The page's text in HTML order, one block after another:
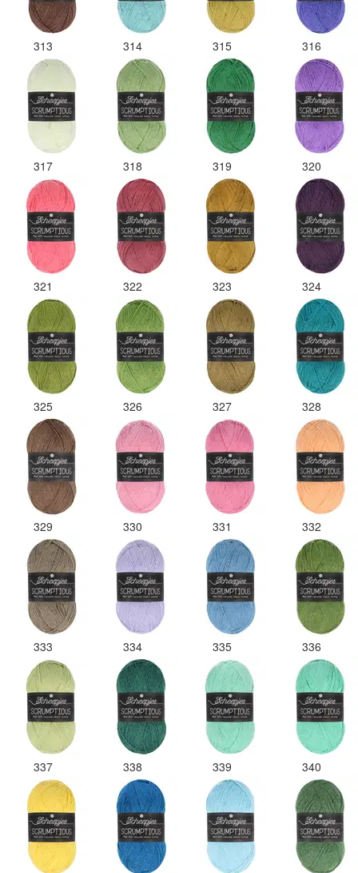
313 314 315 316
317 318 319 320
321 322 323 324
325 326 327 328
329 330 331 332
333 334 335 336
337 338 339 340